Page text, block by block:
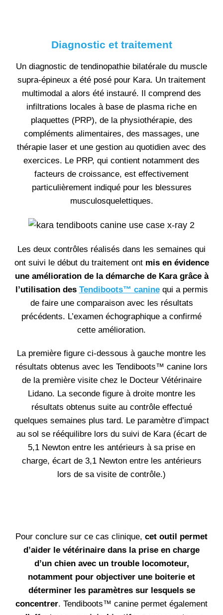
Diagnostic et traitement
Un diagnostic de tendinopathie bilatérale du muscle
supra-épineux a été posé pour Kara. Un traitement
multimodal a alors été instauré. Il comprend des
infiltrations locales à base de plasma riche en
plaquettes (PRP), de la physiothérapie, des
compléments alimentaires, des massages, une
thérapie laser et une gestion au quotidien avec des
exercices. Le PRP, qui contient notamment des
facteurs de croissance, est effectivement
particulièrement indiqué pour les blessures
musculosquelettiques.
Les deux contrôles réalisés dans les semaines qui
ont suivi le début du traitement ont mis en évidence
une amélioration de la démarche de Kara grâce à
l’utilisation des Tendiboots™ caninequi a permis
de faire une comparaison avec les résultats
précédents. L’examen échographique a confirmé
cette amélioration.
La première figure ci-dessous à gauche montre les
résultats obtenus avec les Tendiboots™ canine lors
de la première visite chez le Docteur Vétérinaire
Lidano. La seconde figure à droite montre les
résultats obtenus suite au contrôle effectué
quelques semaines plus tard. Le paramètre d’impact
au sol se rééquilibre lors du suivi de Kara (écart de
5,1 Newton entre les antérieurs à sa prise en
charge, écart de 3,1 Newton entre les antérieurs
lors de sa visite de contrôle.)
Pour conclure sur ce cas clinique, cet outil permet
d’aider le vétérinaire dans la prise en charge
d’un chien avec un trouble locomoteur,
notamment pour objectiver une boiterie et
déterminer les paramètres sur lesquels se
concentrer. Tendiboots™ canine permet également